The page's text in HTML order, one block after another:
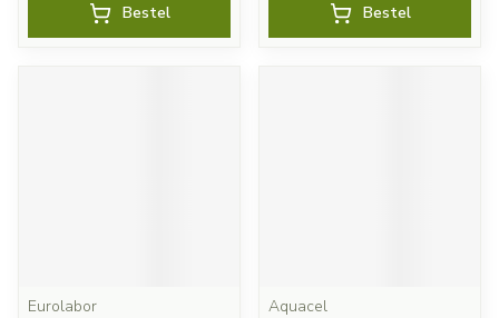
Bestel Bestel
Eurolabor
Aquacel